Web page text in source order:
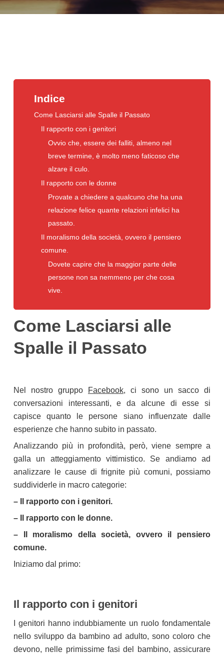
Indice
Come Lasciarsi alle Spalle il Passato
Il rapporto con i genitori
Ovvio che, essere dei falliti, almeno nel
breve termine, è molto meno faticoso che
alzare il culo.
Il rapporto con le donne
Provate a chiedere a qualcuno che ha una
relazione felice quante relazioni infelici ha
passato.
Il moralismo della società, ovvero il pensiero
comune.
Dovete capire che la maggior parte delle
persone non sa nemmeno per che cosa
vive.
Come Lasciarsi alle
Spalle il Passato
Nel nostro gruppo Facebook, ci sono un sacco di
conversazioni interessanti, e da alcune di esse si
capisce quanto le persone siano influenzate dalle
esperienze che hanno subito in passato.
Analizzando più in profondità, però, viene sempre a
galla un atteggiamento vittimistico. Se andiamo ad
analizzare le cause di frignite più comuni, possiamo
suddividerle in macro categorie:
– Il rapporto con i genitori.
– Il rapporto con le donne.
– Il moralismo della società, ovvero il pensiero
comune.
Iniziamo dal primo:
Il rapporto con i genitori
I genitori hanno indubbiamente un ruolo fondamentale
nello sviluppo da bambino ad adulto, sono coloro che
devono, nelle primissime fasi del bambino, assicurare